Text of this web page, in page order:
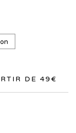
DE 49€